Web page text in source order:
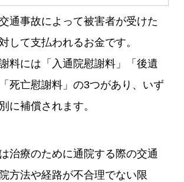
通事故によって被害者が受けた
して支払われるお金です。
料には「入通院慰謝料」「後遺
死亡慰謝料」の3つがあり、いず
に補償されます。
治療のために通院する際の交通
方法や経路が不合理でない限